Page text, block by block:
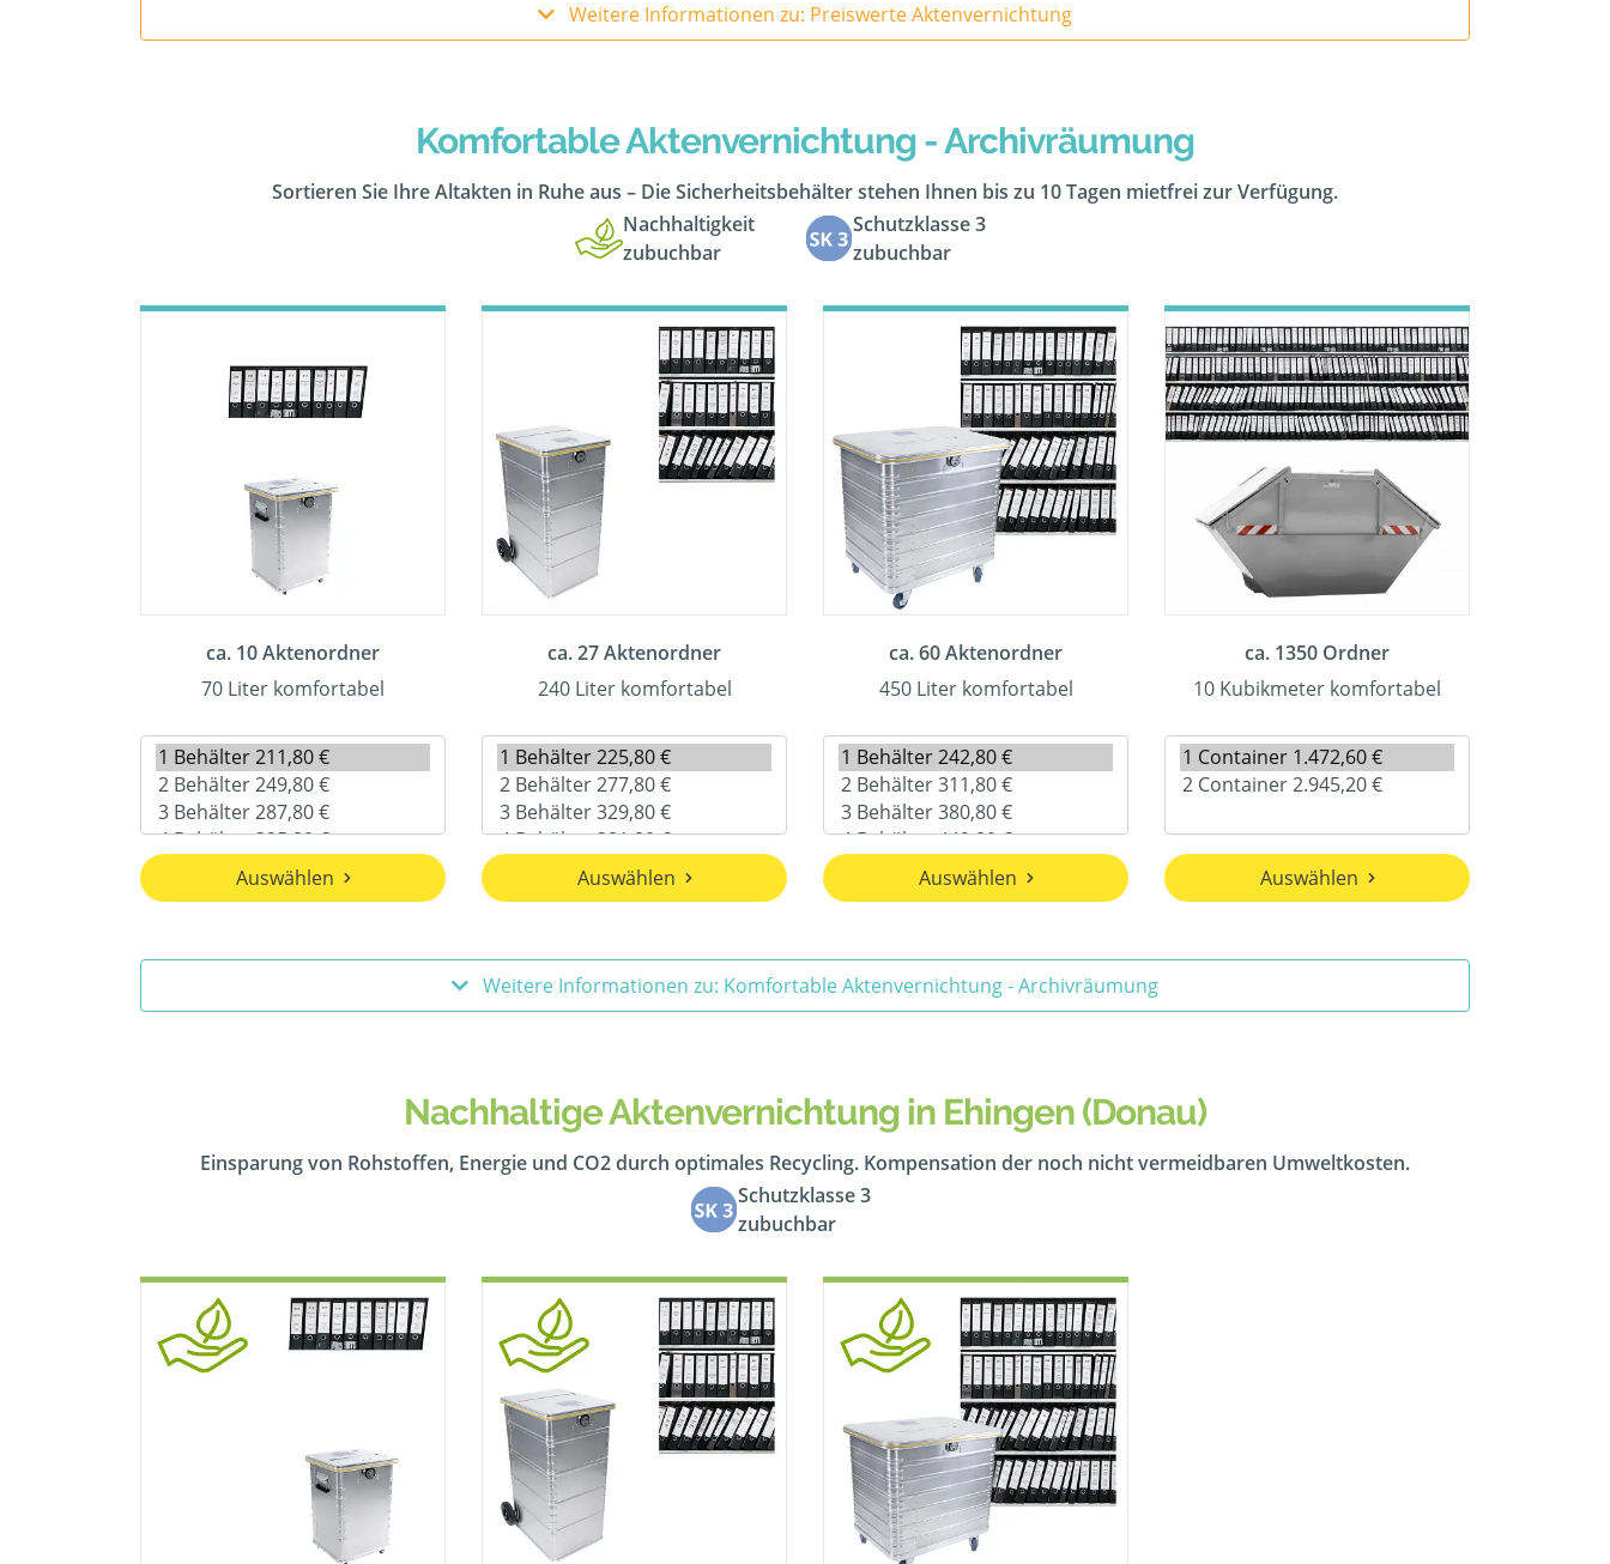
Weitere Informationen zu: Preiswerte Aktenvernichtung
Komfortable Aktenvernichtung - Archivräumung
Sortieren Sie Ihre Altakten in Ruhe aus – Die Sicherheitsbehälter stehen Ihnen bis zu 10 Tagen mietfrei zur Verfügung.
Nachhaltigkeit
zubuchbar
Schutzklasse 3
zubuchbar
ca. 10 Aktenordner
70 Liter komfortabel
Auswählen
ca. 27 Aktenordner
240 Liter komfortabel
Auswählen
ca. 60 Aktenordner
450 Liter komfortabel
Auswählen
ca. 1350 Ordner
10 Kubikmeter komfortabel
Auswählen
Weitere Informationen zu: Komfortable Aktenvernichtung - Archivräumung
Nachhaltige Aktenvernichtung in Ehingen (Donau)
Einsparung von Rohstoffen, Energie und CO2 durch optimales Recycling. Kompensation der noch nicht vermeidbaren Umweltkosten.
Schutzklasse 3
zubuchbar